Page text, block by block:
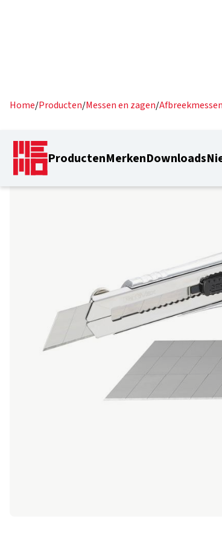
ProductenMerkenDownloads
Home/Producten/Messen en zagen/Afbreekmessen